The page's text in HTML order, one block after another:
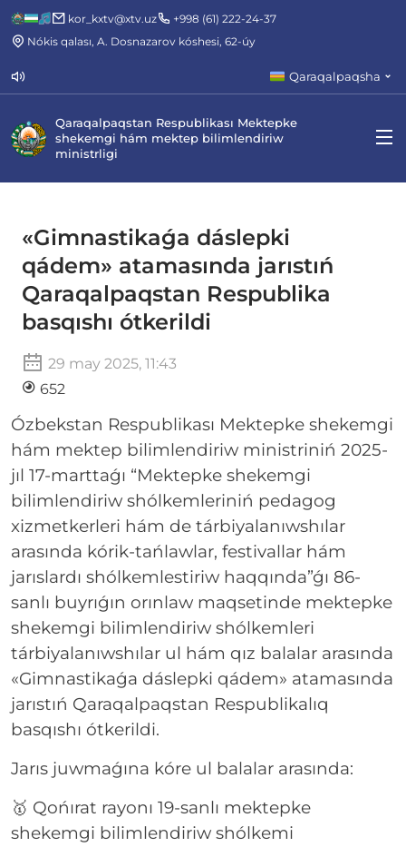
kor_kxtv@xtv.uz
+998 (61) 222-24-37
Nókis qalası, A. Dosnazarov kóshesi, 62-úy
Qaraqalpaqsha
Qaraqalpaqstan Respublikası Mektepke
shekemgi hám mektep bilimlendiriw
ministrligi
«Gimnastikaǵa dáslepki
qádem» atamasında jarıstıń
Qaraqalpaqstan Respublika
basqıshı ótkerildi
29 may 2025, 11:43
652
Ózbekstan Respublikası Mektepke shekemgi
hám mektep bilimlendiriw ministriniń 2025-
jıl 17-marttaǵı “Mektepke shekemgi
bilimlendiriw shólkemleriniń pedagog
xizmetkerleri hám de tárbiyalanıwshılar
arasında kórik-tańlawlar, festivallar hám
jarıslardı shólkemlestiriw haqqında”ǵı 86-
sanlı buyrıǵın orınlaw maqsetinde mektepke
shekemgi bilimlendiriw shólkemleri
tárbiyalanıwshılar ul hám qız balalar arasında
«Gimnastikaǵa dáslepki qádem» atamasında
jarıstıń Qaraqalpaqstan Respublikalıq
basqıshı ótkerildi.
Jarıs juwmaǵına kóre ul balalar arasında:
🥇 Qońırat rayonı 19-sanlı mektepke
shekemgi bilimlendiriw shólkemi